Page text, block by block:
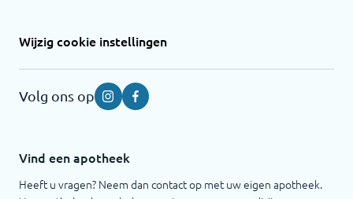
Wijzig cookie instellingen
Volg ons op InstagramFacebook
Vind een apotheek
Heeft u vragen? Neem dan contact op met uw eigen apotheek.